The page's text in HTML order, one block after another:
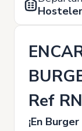
Ref
¡En